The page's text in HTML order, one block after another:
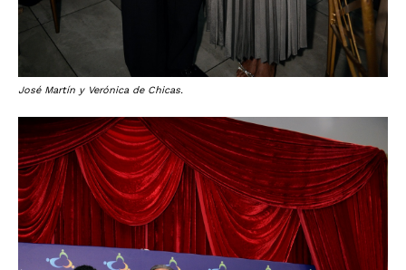
José Martín y Verónica de Chicas.